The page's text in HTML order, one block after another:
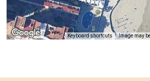
Keyboard shortcuts Image may